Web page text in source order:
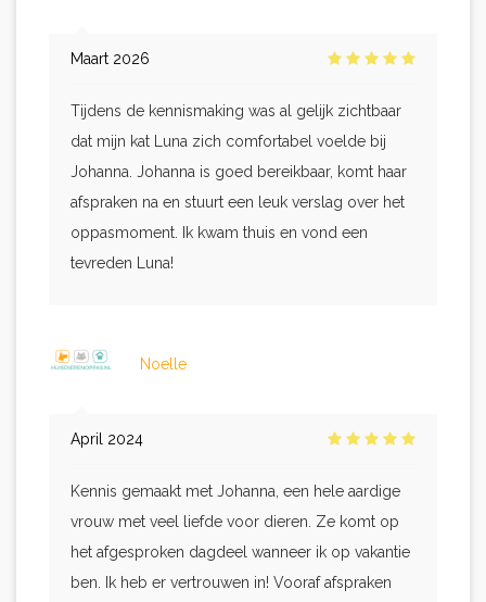
Maart 2026
Tijdens de kennismaking was al gelijk zichtbaar
dat mijn kat Luna zich comfortabel voelde bij
Johanna. Johanna is goed bereikbaar, komt haar
afspraken na en stuurt een leuk verslag over het
oppasmoment. Ik kwam thuis en vond een
tevreden Luna!
Noelle
April 2024
Kennis gemaakt met Johanna, een hele aardige
vrouw met veel liefde voor dieren. Ze komt op
het afgesproken dagdeel wanneer ik op vakantie
ben. Ik heb er vertrouwen in! Vooraf afspraken